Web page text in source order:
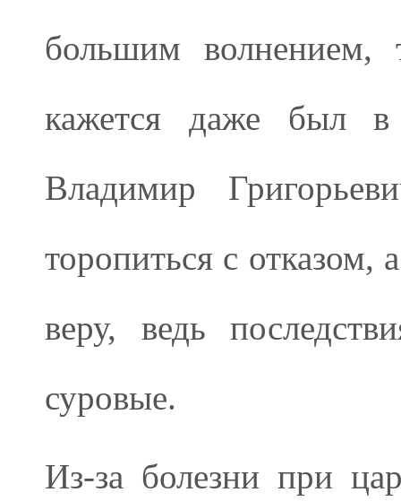
большим
кажется даже был в
Владимир
торопиться с отказом,
веру, ведь
суровые.
Из-за болезни при